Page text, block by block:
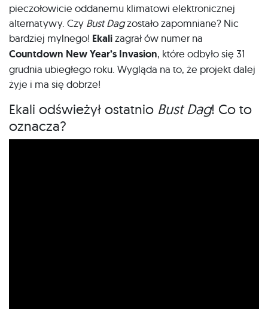
pieczołowicie oddanemu klimatowi elektronicznej
alternatywy. Czy Bust Dagzostało zapomniane? Nic
bardziej mylnego! Ekalizagrał ów numer na
Countdown New Year’s Invasion, które odbyło się 31
grudnia ubiegłego roku. Wygląda na to, że projekt dalej
żyje i ma się dobrze!
Ekali odświeżył ostatnio Bust Dag! Co to
oznacza?